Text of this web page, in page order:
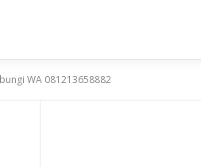
WA 081213658882